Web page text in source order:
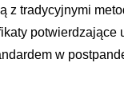
z tradycyjnymi
potwierdzające
w